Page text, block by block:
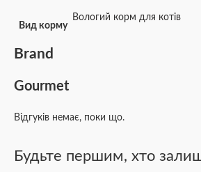
Вид корму
Вологий корм для котів
Brand
Gourmet
Відгуків немає, поки що.
Будьте першим, хто